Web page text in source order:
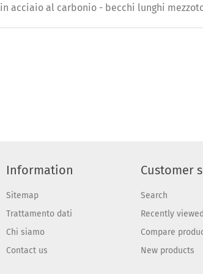
in acciaio al carbonio - becchi lunghi
Information
Sitemap
Trattamento dati
Chi siamo
Contact us
Customer
Search
Recently
Compare
New products